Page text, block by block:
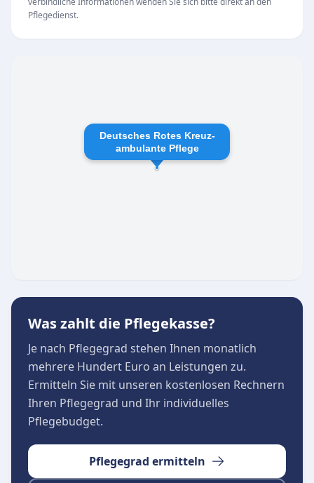
Als erfahrener Anbieter in der ambulanten
Pflege ermöglicht der Dienst es den Patienten,
individuellen Maß der Not und den persönlichen
Bedürfnissen der Klienten.
Professionelle ambulante Pflege und
Mit einem starken Fokus auf ein friedliches
Zusammenleben und den bewährten Werten
der internationalen Rotkreuzgemeinschaft,
bietet das Team nicht nur pflegerische
Expertise, sondern auch menschliche Wärme
und Zuwendung im Alltag.
Pflegedienst.
Deutsches Rotes Kreuz-
ambulante Pflege
Was zahlt die Pflegekasse?
Je nach Pflegegrad stehen Ihnen monatlich
mehrere Hundert Euro an Leistungen zu.
Ermitteln Sie mit unseren kostenlosen Rechnern
Ihren Pflegegrad und Ihr individuelles
Pflegebudget.
Pflegegrad ermitteln